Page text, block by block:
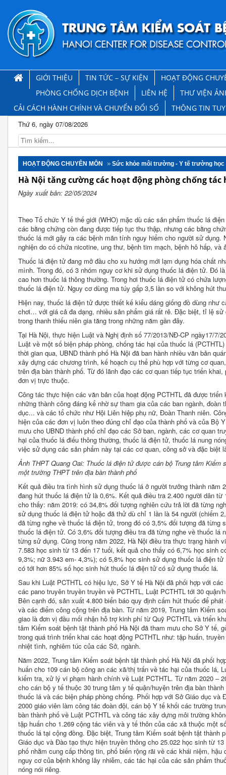
GIỚI THIỆU TIN TỨC – SỰ KIỆN
HOẠT ĐỘNG
PHÒNG CHỐNG DỊCH BỆNH
LIÊN HỆ
THƯ VIỆN
CẢI CÁCH HÀNH CHÍNH VÀ CHUYỂN ĐỔI SỐ
THÔNG TIN
Thứ 6, ngày 07/08/2026
HOẠT ĐỘNG CHUYÊN MÔN Sức khỏe môi trường - Y tế trường học
Hà Nội tăng cường các hoạt động phòng chống
Ngày xuất bản: 22/05/2024
Theo Tổ chức Y tế thế giới (WHO) mặc dù các sản phẩm thuốc lá
các bằng chứng còn đang được tiếp tục thu thập, nhưng các bằng
thuốc lá mới gây ra các bệnh mãn tính nguy hiểm cho người sử dụng.
nghiện do có chứa nicotine, ung thư, bệnh tim mạch, bệnh hô hấp, và
Thuốc lá điện tử đang mở đầu cho xu hướng mới lạm dụng hóa chất
mình. Trong đó, có 3 nhóm nguy cơ khi sử dụng thuốc lá điện tử. Đó
cao hơn thuốc lá thông thường. Trong hơi thuốc lá điện tử có chứa
thuốc lá điện tử. Nguy cơ dùng ma túy gấp 3,5 lần so với không hút
Hiện nay, thuốc lá điện tử được thiết kế kiểu dáng giống đồ dùng như
chơi… với giá cả đa dạng, nhiều sản phẩm giá rất rẻ. Đặc biệt, tỉ lệ sử
trong thanh thiếu niên gia tăng trong những năm gần đây.
Tại Hà Nội, thực hiện Luật và Nghị định số 77/2013/NĐ-CP ngày17/7/
Luật về một số biện pháp phòng, chống tác hại của thuốc lá
thời gian qua, UBND thành phố Hà Nội đã ban hành nhiều văn bản
xây dựng các chương trình, kế hoạch cụ thể phù hợp với từng cơ
trên địa bàn thành phố. Từ đó lãnh đạo các cơ quan tiếp tục triển
đơn vị trực thuộc.
Công tác thực hiện các văn bản của hoạt động PCTHTL đã được
những thành công đáng kể nhờ sự tham gia của các ban ngành,
dục... và các tổ chức như Hội Liên hiệp phụ nữ, Đoàn Thanh niên.
hiện của các đơn vị luôn theo đúng chỉ đạo của thành phố và của Bộ
mưu cho UBND thành phố chỉ đạo các Sở ban, ngành, các cơ quan
hại của thuốc lá điếu thông thường, thuốc lá điện tử, thuốc lá nung
việc sử dụng các sản phẩm này tại các cơ quan, công sở và đặc biệt
Ảnh THPT Quang Oai: Thuốc lá điện tử được cán bộ Trung tâm Kiểm
một trường THPT trên địa bàn thành phố
Kết quả điều tra tình hình sử dụng thuốc lá ở người trưởng thành năm
đang hút thuốc lá điện tử là 0,6%. Kết quả điều tra 2.400 người dân từ
cho thấy: năm 2019: có 34,8% đối tượng nghiên cứu trả lời đã từng
sử dụng thuốc lá điện tử hoặc đã thử dù chỉ 1 lần là 54 người (chiếm
đã từng nghe về thuốc lá điện tử, trong đó có 3,5% đối tượng đã từng
thuốc lá điện tử. Có 3,6% đối tượng điều tra đã từng nghe về thuốc lá
từng sử dụng. Cũng trong năm 2022, Hà Nội điều tra thực trạng hành
7.583 học sinh từ 13 đến 17 tuổi, kết quả cho thấy có 6,7% học sinh
9,3%; nữ 3.943 em- 4,3%); có 5,8% học sinh sử dụng thuốc lá điện
có tới hơn 85% số học sinh hút thuốc lá điện tử có sử dụng thuốc lá.
Sau khi Luật PCTHTL có hiệu lực, Sở Y tế Hà Nội đã phối hợp với
các pano truyên truyền truyền về PCTHTL, Luật PCTHTL tới 30
Bên cạnh đó, sản xuất 4.800 biển báo quy định cấm hút thuốc để
và các điểm công cộng trên địa bàn. Từ năm 2019, Trung tâm Kiểm
giao là đơn vị đầu mối nhận hỗ trợ kinh phí từ Quỹ PCTHTL và triển
tâm Kiểm soát bệnh tật thành phố Hà Nội đã tham mưu cho Sở Y tế,
trong quá trình triển khai các hoạt động PCTHTL như: tập huấn,
nhiệt tình, nghiêm túc của các Sở, ngành.
Năm 2022, Trung tâm Kiểm soát bệnh tật thành phố Hà Nội đã phối
huấn cho 109 cán bộ công an các xã/thị trấn về tác hại của thuốc lá,
kiểm tra, xử lý vi phạm hành chính về Luật PCTHTL. Từ năm 2020 –
cho cán bộ y tế thuộc 30 trung tâm y tế quận/huyện trên địa bàn
thuốc lá và các biện pháp phòng chống. Phối hợp với Sở Giáo dục
2000 giáo viên làm công tác đoàn đội, cán bộ Y tế khối các trường
bàn thành phố về Luật PCTHTL và công tác xây dựng môi trường
tập huấn cho 1.269 cộng tác viên và y tế thôn của các xã thuộc một
thuốc lá tại cộng đồng. Đặc biệt, Trung tâm Kiểm soát bệnh tật thành
Giáo dục và Đào tạo thực hiện truyền thông cho 25.022 học sinh từ
phố nhằm cung cấp thông tin, phổ biến rộng rãi về các khái niệm,
nguy cơ của bệnh không lây nhiễm, các tác hại của các sản phẩm
nóng nói riêng.